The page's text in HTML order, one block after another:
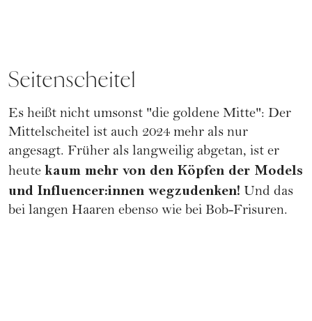
Seitenscheitel
Es heißt nicht umsonst "die goldene Mitte": Der
Mittelscheitel ist auch 2024 mehr als nur
angesagt. Früher als langweilig abgetan, ist er
heute kaum mehr von den Köpfen der Models
und Influencer:innen wegzudenken! Und das
bei langen Haaren ebenso wie bei Bob-Frisuren.